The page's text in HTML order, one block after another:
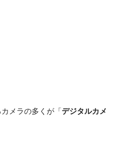
メラの多くが「デジタルカメ